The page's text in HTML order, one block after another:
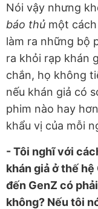
Nói vậy nhưng
báo thủ một
làm ra những bộ
ra khỏi rạp khán
chắn, họ không
nếu khán giả có
phim nào hay
khẩu vị của mỗi
- Tôi nghĩ với
khán giả ở thế
đến GenZ có
không? Nếu tôi